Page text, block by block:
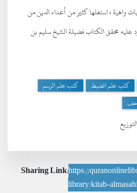
واهية ، استغلها كثير من أعداء الدين من
عليه محقق الكتاب فضيلة الشيخ سليم بن
كتب علم الضبط
كتب علم الرسم
Sharing Link:https://
library/kitab-